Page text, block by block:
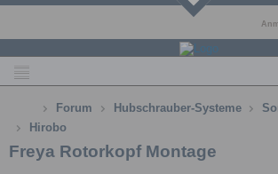
Forum Hubschrauber-Systeme
Hirobo
Freya Rotorkopf Montage